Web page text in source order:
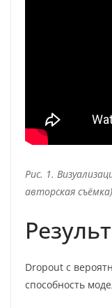
Рис. 1.
авторская съёмка)
Dropout с
способность